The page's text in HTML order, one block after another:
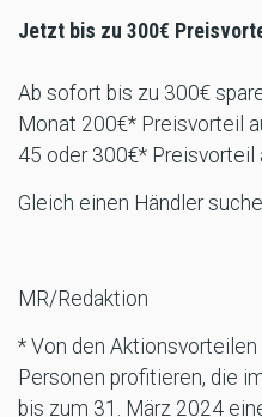
Jetzt bis zu 300€
Ab sofort bis zu 300€
Monat 200€* Preisvorteil
45 oder 300€* Preisvorteil
Gleich einen Händler
MR/Redaktion
* Von den
Personen profitieren, die
bis zum 31. März 2024